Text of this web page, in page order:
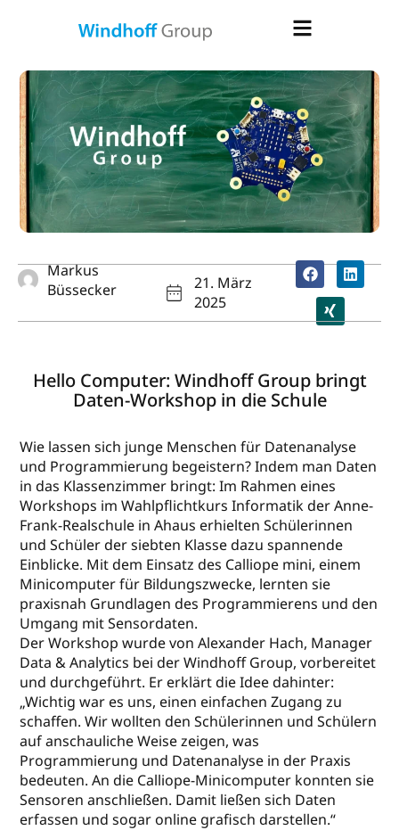
Markus
Büssecker
21. März
2025
Hello Computer: Windhoff Group bringt
Daten-Workshop in die Schule
Wie lassen sich junge Menschen für Datenanalyse
und Programmierung begeistern? Indem man Daten
in das Klassenzimmer bringt: Im Rahmen eines
Workshops im Wahlpflichtkurs Informatik der Anne-
Frank-Realschule in Ahaus erhielten Schülerinnen
und Schüler der siebten Klasse dazu spannende
Einblicke. Mit dem Einsatz des Calliope mini, einem
Minicomputer für Bildungszwecke, lernten sie
praxisnah Grundlagen des Programmierens und den
Umgang mit Sensordaten.
Der Workshop wurde von Alexander Hach, Manager
Data & Analytics bei der Windhoff Group, vorbereitet
und durchgeführt. Er erklärt die Idee dahinter:
„Wichtig war es uns, einen einfachen Zugang zu
schaffen. Wir wollten den Schülerinnen und Schülern
auf anschauliche Weise zeigen, was
Programmierung und Datenanalyse in der Praxis
bedeuten. An die Calliope-Minicomputer konnten sie
Sensoren anschließen. Damit ließen sich Daten
erfassen und sogar online grafisch darstellen.“